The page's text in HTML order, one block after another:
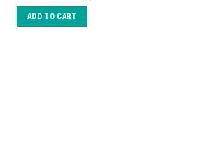
ADD TO CART